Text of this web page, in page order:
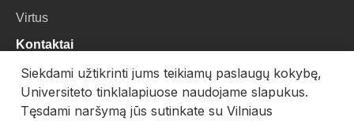
Virtus
Kontaktai
VU Biblioteka
Universiteto g. 3, LT-01122, Vilnius
Siekdami užtikrinti jums teikiamų paslaugų kokybę,
Universiteto tinklalapiuose naudojame slapukus.
Tęsdami naršymą jūs sutinkate su Vilniaus